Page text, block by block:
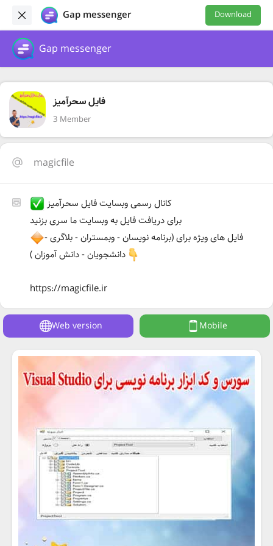
Gap messenger Download
Gap messenger
فایل سحرآمیز
3 Member
magicfile
کانال رسمی وبسایت فایل سحرآمیز
برای دریافت فایل به وبسایت ما سری بزنید
فایل های ویژه برای (برنامه نویسان - وبمستران - بلاگری -
دانشجویان - دانش آموزان )
https://magicfile.ir
Web version Mobile